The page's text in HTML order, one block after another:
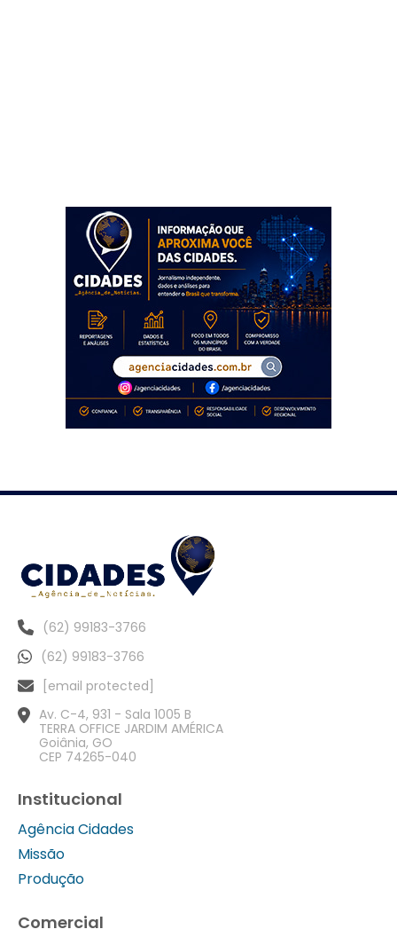
(62) 99183-3766
(62) 99183-3766
[email protected]
Av. C-4, 931 - Sala 1005 B
TERRA OFFICE JARDIM AMÉRICA
Goiânia, GO
CEP 74265-040
Institucional
Agência Cidades
Missão
Produção
Comercial